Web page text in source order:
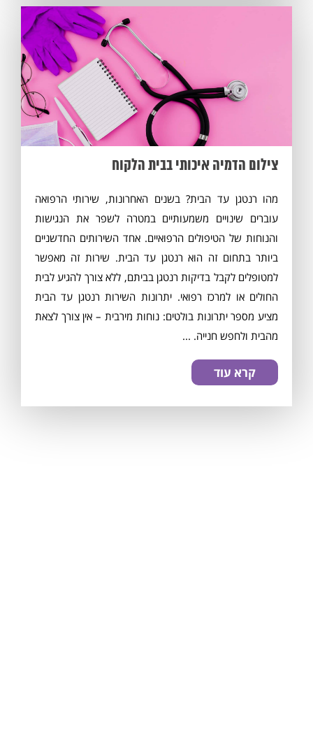
צילום הדמיה איכותי בבית הלקוח
מהו רנטגן עד הבית? בשנים האחרונות, שירותי הרפואה
עוברים שינויים משמעותיים במטרה לשפר את הנגישות
והנוחות של הטיפולים הרפואיים. אחד השירותים החדשניים
ביותר בתחום זה הוא רנטגן עד הבית. שירות זה מאפשר
למטופלים לקבל בדיקות רנטגן בביתם, ללא צורך להגיע לבית
החולים או למרכז רפואי. יתרונות השירות רנטגן עד הבית
מציע מספר יתרונות בולטים: נוחות מירבית – אין צורך לצאת
מהבית ולחפש חנייה. ...
קרא עוד